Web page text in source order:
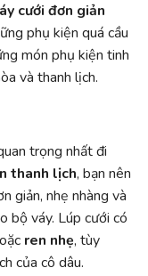
cưới đơn giản
phụ kiện quá cầu
món phụ kiện tinh
và thanh lịch.
trọng nhất đi
thanh lịch, bạn nên
giản, nhẹ nhàng và
bộ váy. Lúp cưới có
ren nhẹ, tùy
của cô dâu.